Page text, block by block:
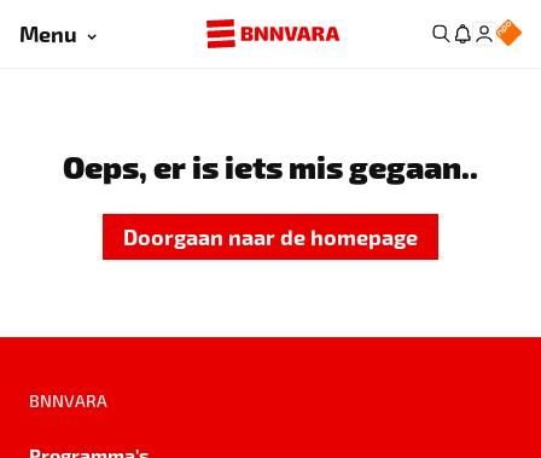
Menu
Oeps, er is iets mis gegaan..
Doorgaan naar de homepage
BNNVARA